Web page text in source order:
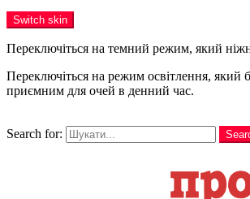
Switch skin
Переключіться на темний режим, який
Переключіться на режим освітлення, який
приємним для очей в денний час.
Search for: